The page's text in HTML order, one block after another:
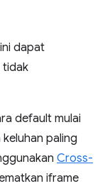
dapat
tidak
default mulai
keluhan paling
Cross-
iframe